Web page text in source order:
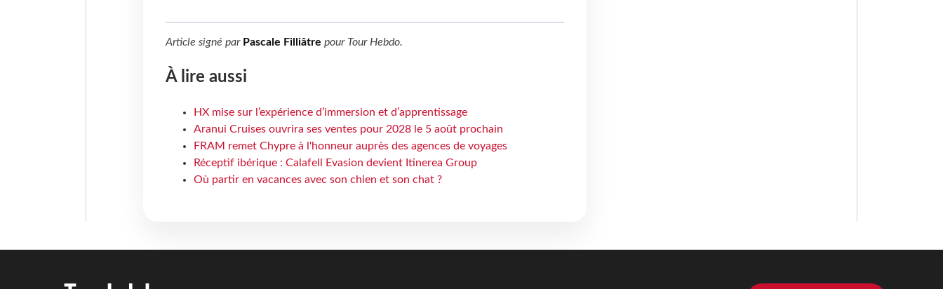
Article signé par Pascale Filliâtre pour Tour Hebdo.
À lire aussi
HX mise sur l’expérience d’immersion et d’apprentissage
Aranui Cruises ouvrira ses ventes pour 2028 le 5 août prochain
FRAM remet Chypre à l'honneur auprès des agences de voyages
Réceptif ibérique : Calafell Evasion devient Itinerea Group
Où partir en vacances avec son chien et son chat ?